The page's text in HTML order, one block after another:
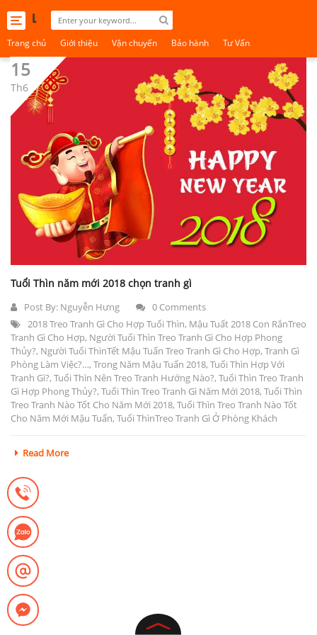
Toggle
navigation
Trang chủ Giới thiệu Vận chuyển Bảo hành Tư Vấn
15
Th6
Tuổi Thìn năm mới 2018 chọn tranh gì
Post By: Nguyễn Hưng
0 Comments
2018 Treo Tranh Gì Cho Hợp Tuổi Thìn, Mậu Tuất 2018 Con RắnTreo
Tranh Gì Cho Hợp, Người Tuổi Thìn Treo Tranh Gì Cho Hợp Phong
Thủy?, Người Tuổi ThìnTết Mậu Tuấn Treo Tranh Gì Cho Hợp, Tranh Gì
Phòng Làm Việc?…, Trong Năm Mậu Tuấn 2018, Tuổi Thìn Hợp Với
Tranh Gì?, Tuổi Thìn Nên Treo Tranh Hướng Nào?, Tuổi Thìn Treo Tranh
Gì Hợp Phong Thủy?, Tuổi Thìn Treo Tranh Gì Năm Mới 2018, Tuổi Thìn
Treo Tranh Nào Tốt Cho Năm Mới 2018, Tuổi Thìn Treo Tranh Nào Tốt
Cho Năm Mới Mậu Tuấn, Tuổi ThìnTreo Tranh Gì Ở Phòng Khách
Read More